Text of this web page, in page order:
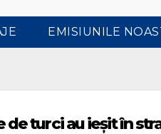
EMISIUNILE
turci au ieșit în